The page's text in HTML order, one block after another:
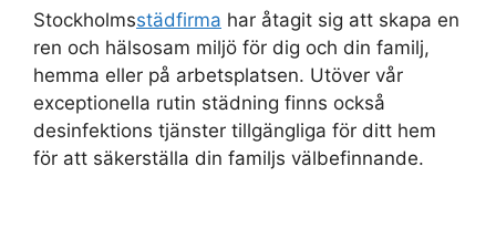
Stockholmsstädfirma har åtagit sig att skapa en
ren och hälsosam miljö för dig och din familj,
hemma eller på arbetsplatsen. Utöver vår
exceptionella rutin städning finns också
desinfektions tjänster tillgängliga för ditt hem
för att säkerställa din familjs välbefinnande.